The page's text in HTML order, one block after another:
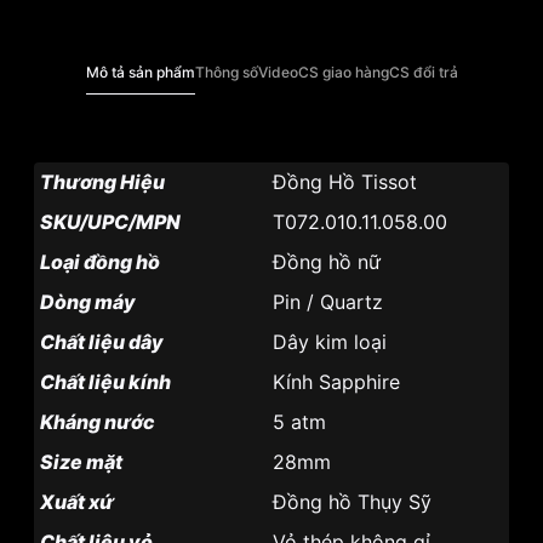
Mô tả sản phẩmThông sốVideoCS giao hàngCS đổi trả
Thương Hiệu
Đồng Hồ Tissot
SKU/UPC/MPN
T072.010.11.058.00
Loại đồng hồ
Đồng hồ nữ
Dòng máy
Pin / Quartz
Chất liệu dây
Dây kim loại
Chất liệu kính
Kính Sapphire
Kháng nước
5 atm
Size mặt
28mm
Xuất xứ
Đồng hồ Thụy Sỹ